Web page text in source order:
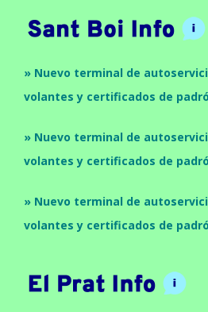
» Nuevo terminal de
volantes y certificados de
» Nuevo terminal de
volantes y certificados de
» Nuevo terminal de
volantes y certificados de